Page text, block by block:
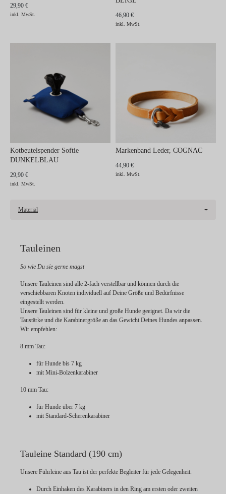
29,90 €
inkl. MwSt. 46,90 €
inkl. MwSt.
Kotbeutelspender Softie
DUNKELBLAU
29,90 €
inkl. MwSt.
Markenband Leder, COGNAC
44,90 €
inkl. MwSt.
Material
Tauleinen
So wie Du sie gerne magst
Unsere Tauleinen sind alle 2-fach verstellbar und können durch die
verschiebbaren Knoten individuell auf Deine Größe und Bedürfnisse
eingestellt werden.
Unsere Tauleinen sind für kleine und große Hunde geeignet. Da wir die
Taustärke und die Karabinergröße an das Gewicht Deines Hundes anpassen.
Wir empfehlen:
8 mm Tau:
für Hunde bis 7 kg
mit Mini-Bolzenkarabiner
10 mm Tau:
für Hunde über 7 kg
mit Standard-Scherenkarabiner
Tauleine Standard (190 cm)
Unsere Führleine aus Tau ist der perfekte Begleiter für jede Gelegenheit.
Durch Einhaken des Karabiners in den Ring am ersten oder zweiten